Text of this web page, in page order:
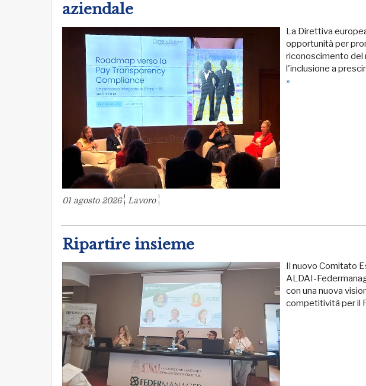
aziendale
La Direttiva
opportunità per
riconoscimento del
l'inclusione a
»
01 agosto 2026 Lavoro
Ripartire insieme
Il nuovo Comitato
ALDAI-
con una nuova
competitività per il